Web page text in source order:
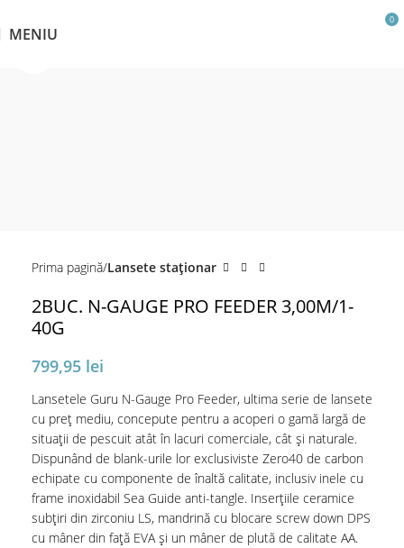
MENIU
0
Prima pagină Lansete staţionar
2BUC. N-GAUGE PRO FEEDER 3,00M/1-
40G
799,95 lei
Lansetele Guru N-Gauge Pro Feeder, ultima serie de lansete
cu preț mediu, concepute pentru a acoperi o gamă largă de
situații de pescuit atât în ​​lacuri comerciale, cât și naturale.
Dispunând de blank-urile lor exclusiviste Zero40 de carbon
echipate cu componente de înaltă calitate, inclusiv inele cu
frame inoxidabil Sea Guide anti-tangle. Inserțiile ceramice
subțiri din zirconiu LS, mandrină cu blocare screw down DPS
cu mâner din față EVA și un mâner de plută de calitate AA.